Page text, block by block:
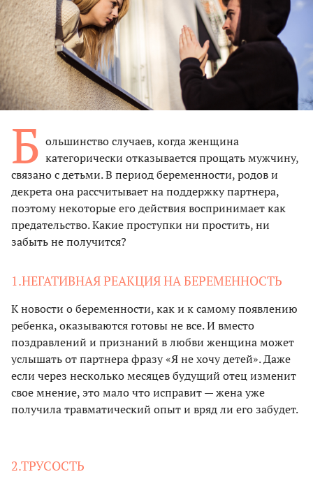
Б ольшинство случаев, когда женщина
категорически отказывается прощать мужчину,
связано с детьми. В период беременности, родов и
декрета она рассчитывает на поддержку партнера,
поэтому некоторые его действия воспринимает как
предательство. Какие проступки ни простить, ни
забыть не получится?
1.НЕГАТИВНАЯ РЕАКЦИЯ НА БЕРЕМЕННОСТЬ
К новости о беременности, как и к самому появлению
ребенка, оказываются готовы не все. И вместо
поздравлений и признаний в любви женщина может
услышать от партнера фразу «Я не хочу детей». Даже
если через несколько месяцев будущий отец изменит
свое мнение, это мало что исправит — жена уже
получила травматический опыт и вряд ли его забудет.
2.ТРУСОСТЬ